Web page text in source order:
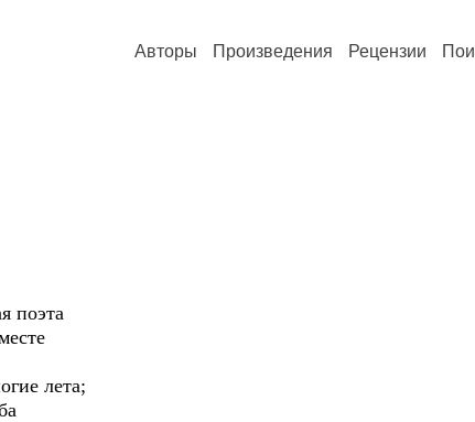
Авторы Произведения Рецензии
поэта
лета;